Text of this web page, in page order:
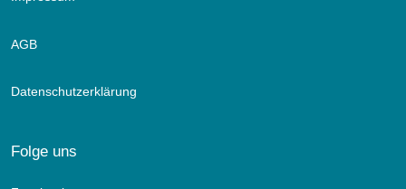
AGB
Datenschutzerklärung
Folge uns